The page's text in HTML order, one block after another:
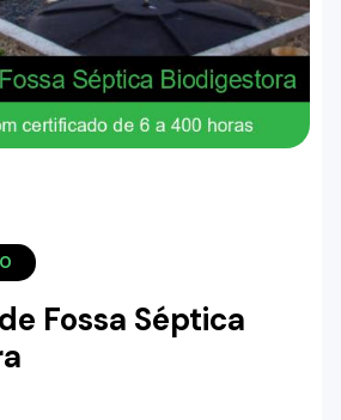
Fossa Séptica